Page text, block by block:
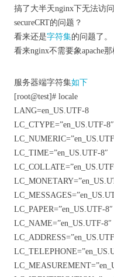
搞了大半天nginx下无法访
secureCRT的问题？
看来还是字符集的问题了。
看来nginx不需要象apache
服务器端字符集如下
[root@test]# locale
LANG=en_US.UTF-8
LC_CTYPE=”en_US.UTF-8″
LC_TIME=”en_US.UTF-8″
LC_PAPER=”en_US.UTF-8″
LC_NAME=”en_US.UTF-8″